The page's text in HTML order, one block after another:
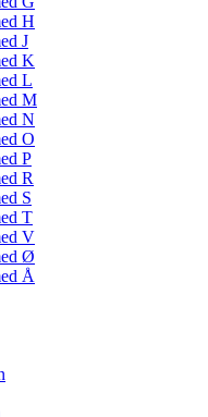
H
J
K
L
M
N
O
P
R
S
T
V
Ø
Å